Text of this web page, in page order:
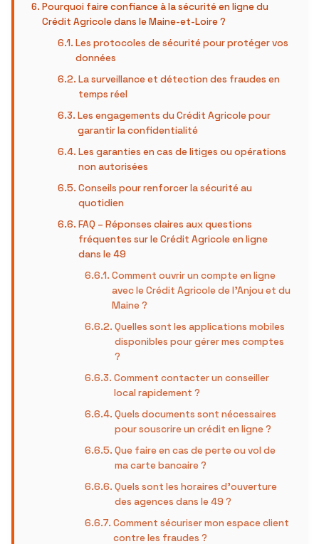
Pourquoi faire confiance à la sécurité en ligne du
Crédit Agricole dans le Maine-et-Loire ?
Les protocoles de sécurité pour protéger vos
données
La surveillance et détection des fraudes en
temps réel
Les engagements du Crédit Agricole pour
garantir la confidentialité
Les garanties en cas de litiges ou opérations
non autorisées
Conseils pour renforcer la sécurité au
quotidien
FAQ – Réponses claires aux questions
fréquentes sur le Crédit Agricole en ligne
dans le 49
Comment ouvrir un compte en ligne
avec le Crédit Agricole de l’Anjou et du
Maine ?
Quelles sont les applications mobiles
disponibles pour gérer mes comptes
?
Comment contacter un conseiller
local rapidement ?
Quels documents sont nécessaires
pour souscrire un crédit en ligne ?
Que faire en cas de perte ou vol de
ma carte bancaire ?
Quels sont les horaires d’ouverture
des agences dans le 49 ?
Comment sécuriser mon espace client
contre les fraudes ?